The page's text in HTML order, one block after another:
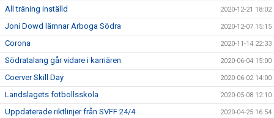
All träning inställd 2020-12-21 18:02
Joni Dowd lämnar Arboga Södra 2020-12-07 15:15
Corona 2020-11-14 22:33
Södratalang går vidare i karriären 2020-06-04 15:00
Coerver Skill Day 2020-06-02 14:00
Landslagets fotbollsskola 2020-05-08 12:10
Uppdaterade riktlinjer från SVFF 24/4 2020-04-25 16:54